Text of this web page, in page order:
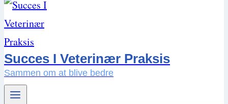
Succes I Veterinær Praksis
Sammen om at blive bedre